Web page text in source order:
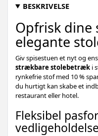
BESKRIVELSE
Opfrisk dine
elegante
Giv spisestuen et nyt og
strækbare stolebetræk i
rynkefrie stof med 10 %
du hurtigt kan skabe et
restaurant eller hotel.
Fleksibel
vedligeholdelse